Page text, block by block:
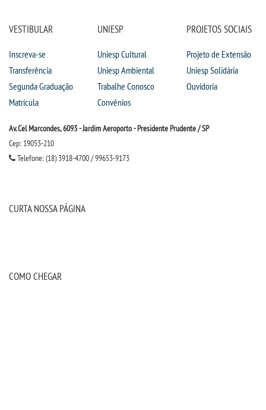
VESTIBULAR
Inscreva-se
Transferência
Segunda Graduação
Matrícula
UNIESP
Uniesp Cultural
Uniesp Ambiental
Trabalhe Conosco
Convênios
PROJETOS SOCIAIS
Projeto de Extensão
Uniesp Solidária
Ouvidoria
Av. Cel Marcondes, 6093 - Jardim Aeroporto - Presidente Prudente / SP
Cep: 19053-210
Telefone: (18) 3918-4700 / 99653-9173
CURTA NOSSA PÁGINA
COMO CHEGAR